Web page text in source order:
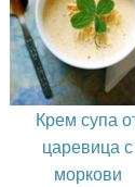
Крем супа
царевица с
моркови